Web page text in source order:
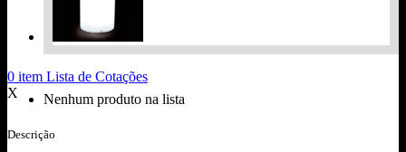
0 item Lista de Cotações
X
Nenhum produto na lista
Descrição